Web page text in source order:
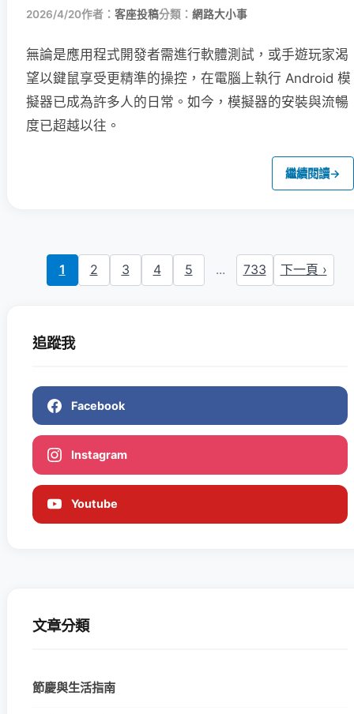
2026/4/20作者： 客座投稿分類： 網路大小事
無論是應用程式開發者需進行軟體測試，或手遊玩家渴
望以鍵鼠享受更精準的操控，在電腦上執行 Android 模
擬器已成為許多人的日常。如今，模擬器的安裝與流暢
度已超越以往。
繼續閱讀→
1 2 3 4 5 ... 733 下一頁 ›
追蹤我
Facebook
Instagram
Youtube
文章分類
節慶與生活指南